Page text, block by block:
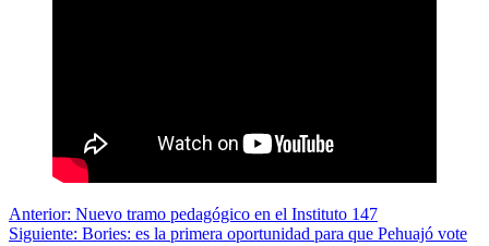
Navegación
Anterior: Nuevo tramo pedagógico en el Instituto 147
Siguiente: Bories: es la primera oportunidad para que Pehuajó vote